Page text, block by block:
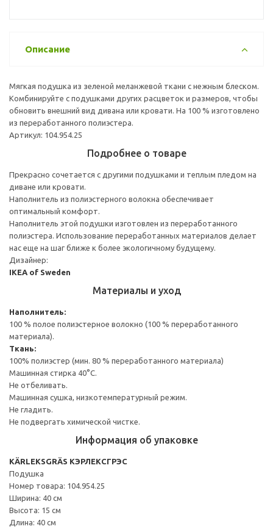
Описание
Мягкая подушка из зеленой меланжевой ткани с нежным блеском.
Комбинируйте с подушками других расцветок и размеров, чтобы
обновить внешний вид дивана или кровати. На 100 % изготовлено
из переработанного полиэстера.
Артикул: 104.954.25
Подробнее о товаре
Прекрасно сочетается с другими подушками и теплым пледом на
диване или кровати.
Наполнитель из полиэстерного волокна обеспечивает
оптимальный комфорт.
Наполнитель этой подушки изготовлен из переработанного
полиэстера. Использование переработанных материалов делает
нас еще на шаг ближе к более экологичному будущему.
Дизайнер:
IKEA of Sweden
Материалы и уход
Наполнитель:
100 % полое полиэстерное волокно (100 % переработанного
материала).
Ткань:
100% полиэстер (мин. 80 % переработанного материала)
Машинная стирка 40°С.
Не отбеливать.
Машинная сушка, низкотемпературный режим.
Не гладить.
Не подвергать химической чистке.
Информация об упаковке
KÄRLEKSGRÄS КЭРЛЕКСГРЭС
Подушка
Номер товара: 104.954.25
Ширина: 40 см
Высота: 15 см
Длина: 40 см